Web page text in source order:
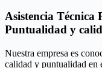
Asistencia Técnica
Puntualidad y
Nuestra empresa es
calidad y puntualidad en